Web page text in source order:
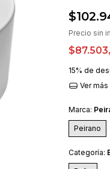
Precio sin
15% de
Ver
Marca:
Peirano
Categoría: